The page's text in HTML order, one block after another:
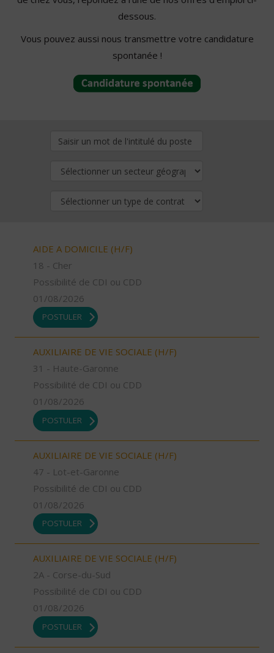
dessous.
Vous pouvez aussi nous transmettre votre candidature
spontanée !
AIDE A DOMICILE (H/F)
18 - Cher
Possibilité de CDI ou CDD
01/08/2026
POSTULER
AUXILIAIRE DE VIE SOCIALE (H/F)
31 - Haute-Garonne
Possibilité de CDI ou CDD
01/08/2026
POSTULER
AUXILIAIRE DE VIE SOCIALE (H/F)
47 - Lot-et-Garonne
Possibilité de CDI ou CDD
01/08/2026
POSTULER
AUXILIAIRE DE VIE SOCIALE (H/F)
2A - Corse-du-Sud
Possibilité de CDI ou CDD
01/08/2026
POSTULER